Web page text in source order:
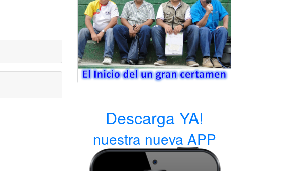
Descarga YA!
nuestra nueva APP